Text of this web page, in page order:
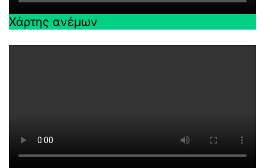
Χάρτης ανέμων